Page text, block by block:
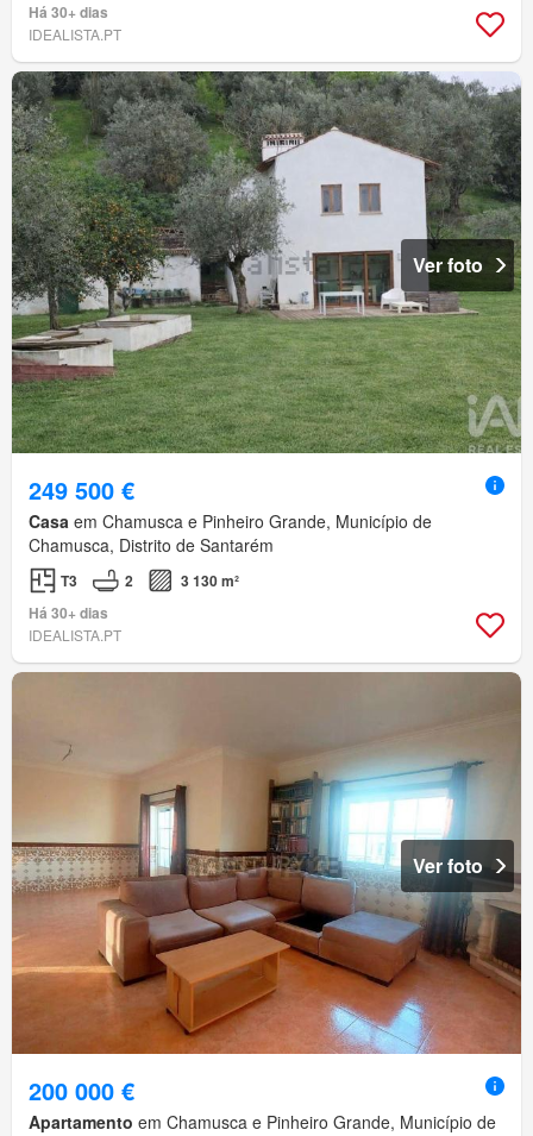
Há 30+ dias
IDEALISTA.PT
Ver foto
249 500 €
Casa em Chamusca e Pinheiro Grande, Município de
Chamusca, Distrito de Santarém
T3 2
3 130 m²
Há 30+ dias
IDEALISTA.PT
Ver foto
200 000 €
Apartamento em Chamusca e Pinheiro Grande, Município de